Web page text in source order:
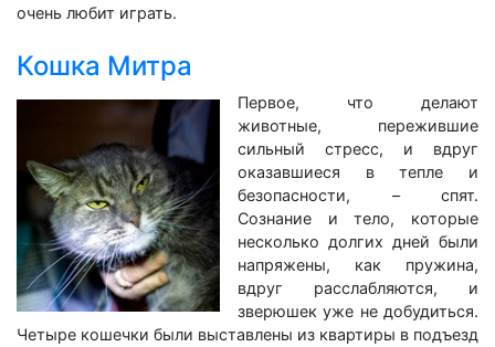
очень любит играть.
Кошка Митра
Первое, что делают
животные, пережившие
сильный стресс, и вдруг
оказавшиеся в тепле и
безопасности, – спят.
Сознание и тело, которые
несколько долгих дней были
напряжены, как пружина,
вдруг расслабляются, и
зверюшек уже не добудиться.
Четыре кошечки были выставлены из квартиры в подъезд